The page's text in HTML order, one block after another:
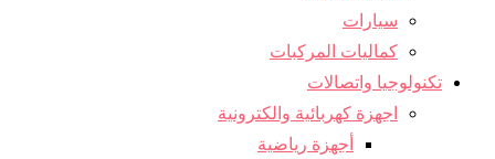
سيارات
كماليات المركبات
تكنولوجيا واتصالات
اجهزة كهربائية والكترونية
أجهزة رياضية